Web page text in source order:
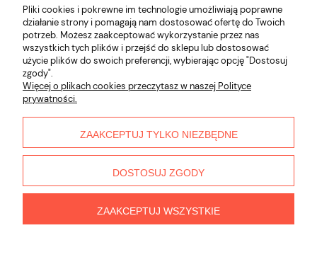
Informacje
Płatności i dostawa
O nas
Pliki cookies i pokrewne im technologie umożliwiają poprawne
działanie strony i pomagają nam dostosować ofertę do Twoich
potrzeb. Możesz zaakceptować wykorzystanie przez nas
wszystkich tych plików i przejść do sklepu lub dostosować
użycie plików do swoich preferencji, wybierając opcję "Dostosuj
zgody".
Więcej o plikach cookies przeczytasz w naszej Polityce
prywatności.
ZAAKCEPTUJ TYLKO NIEZBĘDNE
DOSTOSUJ ZGODY
ZAAKCEPTUJ WSZYSTKIE